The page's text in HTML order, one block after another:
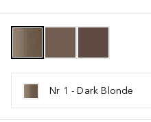
Nr 1 - Dark Blonde